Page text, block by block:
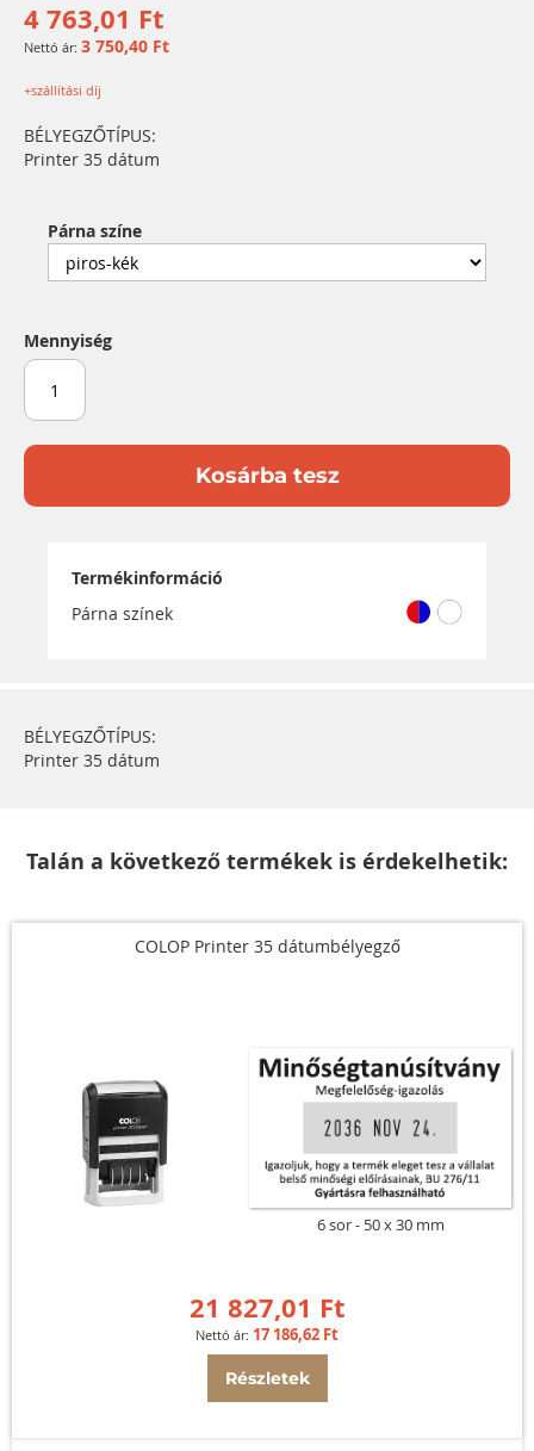
képgaléria
elejére
4 763,01 Ft
3 750,40 Ft
+szállítási díj
BÉLYEGZŐTÍPUS:
Printer 35 dátum
Párna színe
Mennyiség
Kosárba tesz
Termékinformáció
Párna színek
BÉLYEGZŐTÍPUS:
Printer 35 dátum
Talán a következő termékek is érdekelhetik:
COLOP Printer 35 dátumbélyegző
6 sor 50 x 30 mm
21 827,01 Ft
17 186,62 Ft
Részletek